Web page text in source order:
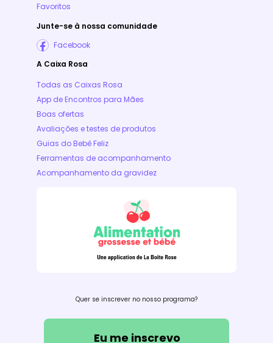
Favoritos
Junte-se à nossa comunidade
Facebook
A Caixa Rosa
Todas as Caixas Rosa
App de Encontros para Mães
Boas ofertas
Avaliações e testes de produtos
Guias do Bebê Feliz
Ferramentas de acompanhamento
Acompanhamento da gravidez
Quer se inscrever no nosso programa?
Eu me inscrevo